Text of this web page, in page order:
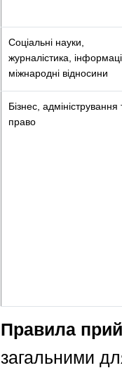
Соціальні науки,
журналістика,
міжнародні відносини
Бізнес, адміністрування
право
Правила
загальними